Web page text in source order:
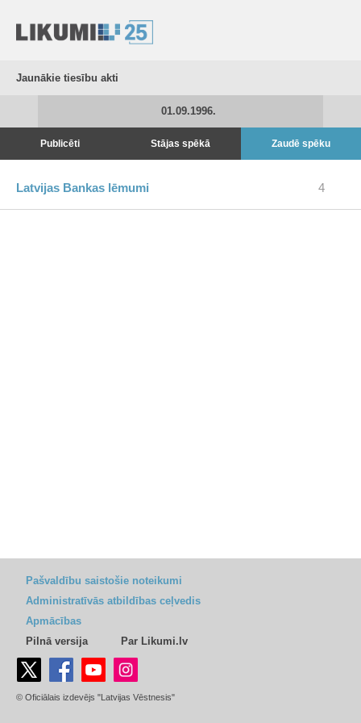
Jaunākie tiesību akti
01.09.1996.
Publicēti Stājas spēkā Zaudē spēku
Latvijas Bankas lēmumi 4
Pašvaldību saistošie noteikumi
Administratīvās atbildības ceļvedis
Apmācības
Pilnā versija
Par Likumi.lv
© Oficiālais izdevējs "Latvijas Vēstnesis"